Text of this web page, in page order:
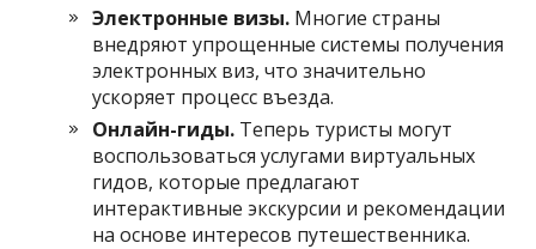
Электронные визы. Многие страны
внедряют упрощенные системы получения
электронных виз, что значительно
ускоряет процесс въезда.
Онлайн-гиды. Теперь туристы могут
воспользоваться услугами виртуальных
гидов, которые предлагают
интерактивные экскурсии и рекомендации
на основе интересов путешественника.